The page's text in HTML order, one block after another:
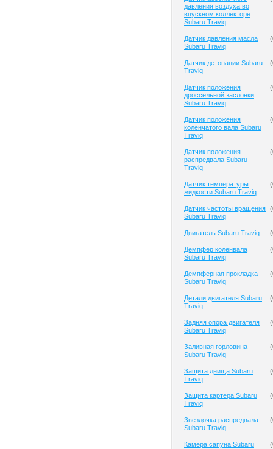
давления воздуха во
впускном коллекторе
Subaru Traviq
Датчик давления масла
Subaru Traviq
(
Датчик детонации Subaru
Traviq
(
Датчик положения
дроссельной заслонки
Subaru Traviq
(
Датчик положения
коленчатого вала Subaru
Traviq
(
Датчик положения
распредвала Subaru
Traviq
(
Датчик температуры
жидкости Subaru Traviq
(
Датчик частоты вращения
Subaru Traviq
(
Двигатель Subaru Traviq (
Демпфер коленвала
Subaru Traviq
(
Демпферная прокладка
Subaru Traviq
(
Детали двигателя Subaru
Traviq
(
Задняя опора двигателя
Subaru Traviq
(
Заливная горловина
Subaru Traviq
(
Защита днища Subaru
Traviq
(
Защита картера Subaru
Traviq
(
Звездочка распредвала
Subaru Traviq
(
Камера сапуна Subaru
(